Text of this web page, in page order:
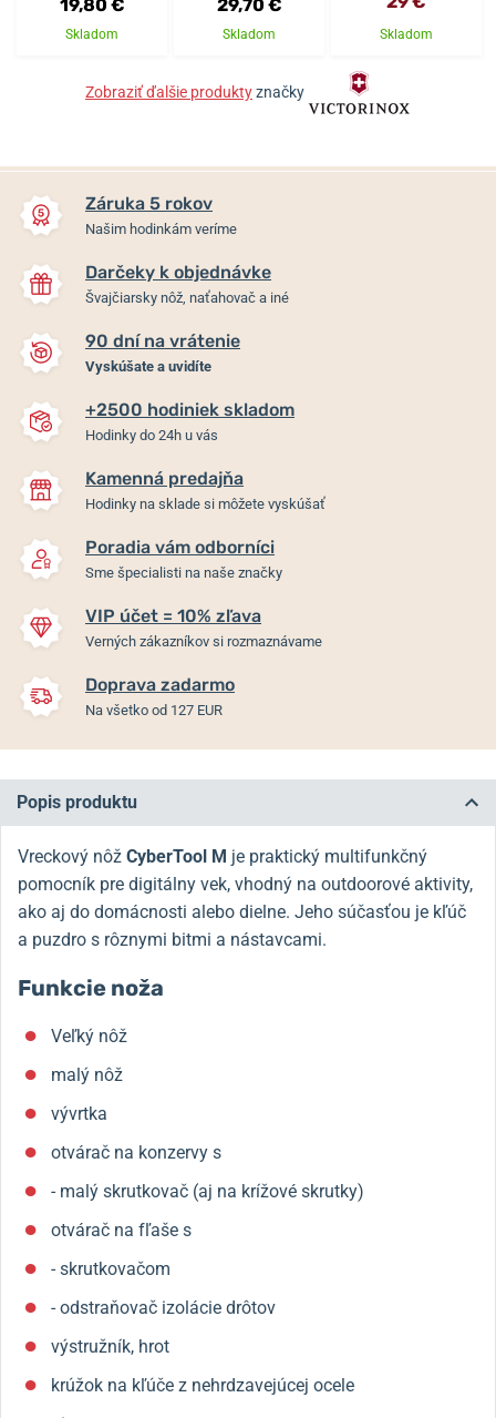
19,80 €
Skladom
29,70 €
Skladom Skladom
Zobraziť ďalšie produktyznačky
Záruka 5 rokov
Našim hodinkám veríme
Darčeky k objednávke
Švajčiarsky nôž, naťahovač a iné
90 dní na vrátenie
Vyskúšate a uvidíte
+2500 hodiniek skladom
Hodinky do 24h u vás
Kamenná predajňa
Hodinky na sklade si môžete vyskúšať
Poradia vám odborníci
Sme špecialisti na naše značky
VIP účet = 10% zľava
Verných zákazníkov si rozmaznávame
Doprava zadarmo
Na všetko od 127 EUR
Popis produktu
Vreckový nôž CyberTool M je praktický multifunkčný
pomocník pre digitálny vek, vhodný na outdoorové aktivity,
ako aj do domácnosti alebo dielne. Jeho súčasťou je kľúč
a puzdro s rôznymi bitmi a nástavcami.
Funkcie noža
Veľký nôž
malý nôž
vývrtka
otvárač na konzervy s
- malý skrutkovač (aj na krížové skrutky)
otvárač na fľaše s
- skrutkovačom
- odstraňovač izolácie drôtov
výstružník, hrot
krúžok na kľúče z nehrdzavejúcej ocele